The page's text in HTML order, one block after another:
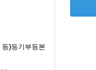
)등기부등본